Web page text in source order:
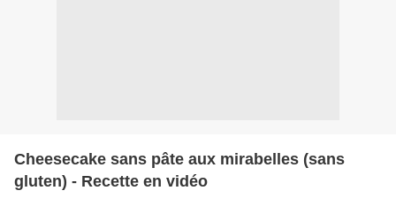
Cheesecake sans pâte aux mirabelles (sans
gluten) - Recette en vidéo